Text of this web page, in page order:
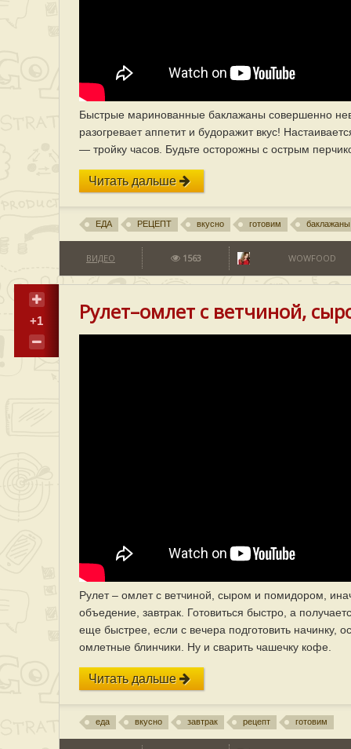
Быстрые маринованные баклажаны совершенно
разогревает аппетит и будоражит вкус!
— тройку часов. Будьте осторожны с острым
Читать дальше
ЕДА РЕЦЕПТ вкусно готовим баклажаны
ВИДЕО 1563 WOWFOOD
+1 Рулет–омлет с ветчиной,
Рулет – омлет с ветчиной, сыром и помидором,
объедение, завтрак. Готовиться быстро, а
еще быстрее, если с вечера подготовить начинку,
омлетные блинчики. Ну и сварить чашечку кофе.
Читать дальше
еда вкусно завтрак рецепт готовим